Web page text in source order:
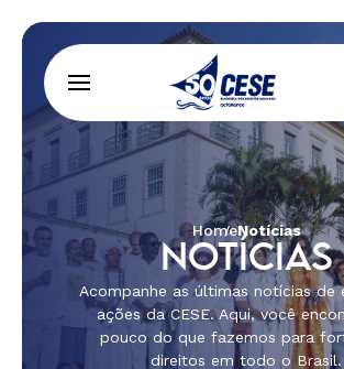
HomeNotícias
NOTÍCIAS
Acompanhe as últimas notícias de
ações da CESE. Aqui, você
pouco do que fazemos para
direitos em todo o Brasil.